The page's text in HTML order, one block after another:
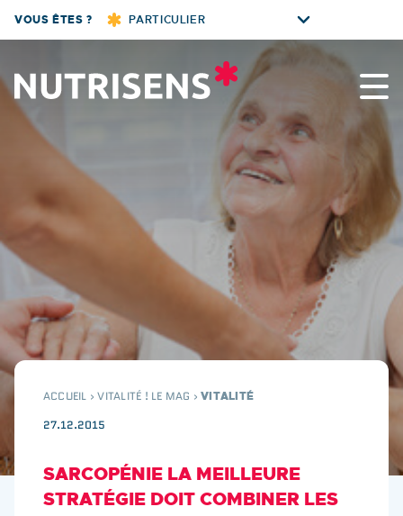
VOUS ÊTES ? PARTICULIER
Nutrisens
ACCUEIL ›VITALITÉ ! LE MAG ›VITALITÉ
27.12.2015
SARCOPÉNIE LA MEILLEURE
STRATÉGIE DOIT COMBINER LES